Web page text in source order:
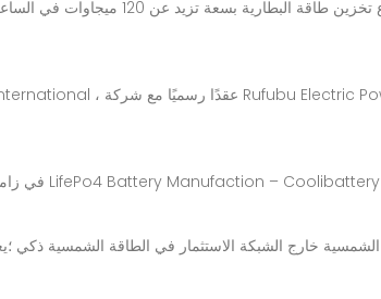
48v 300ah agri-batteries في زامبيا: المزارع المروية أثناء الجفاف – أنظمة تخزين الطاقة المنزلية | شركة LifePo4 Battery Manufaction – Coolibattery